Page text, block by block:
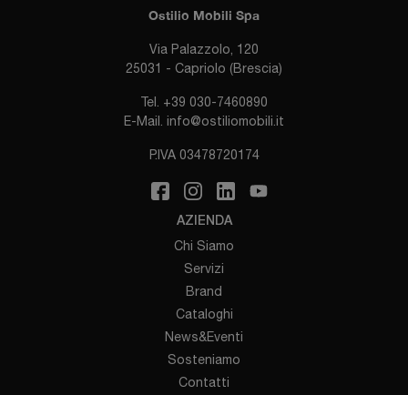
Ostilio Mobili Spa
Via Palazzolo, 120
25031 - Capriolo (Brescia)
Tel. +39 030-7460890
E-Mail. info@ostiliomobili.it
P.IVA 03478720174
AZIENDA
Chi Siamo
Servizi
Brand
Cataloghi
News&Eventi
Sosteniamo
Contatti